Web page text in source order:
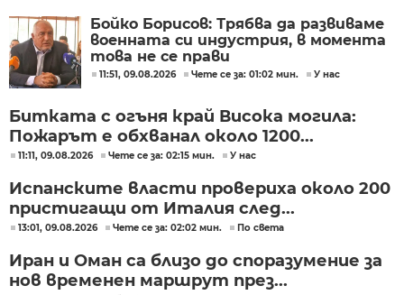
Бойко Борисов: Трябва да развиваме
военната си индустрия, в момента
това не се прави
11:51, 09.08.2026 Чете се за: 01:02 мин. У нас
Битката с огъня край Висока могила:
Пожарът е обхванал около 1200...
11:11, 09.08.2026 Чете се за: 02:15 мин. У нас
Испанските власти провериха около 200
пристигащи от Италия след...
13:01, 09.08.2026 Чете се за: 02:02 мин. По света
Иран и Оман са близо до споразумение за
нов временен маршрут през...